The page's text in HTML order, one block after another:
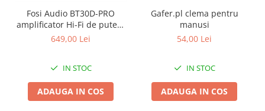
Fosi Audio BT30D-PRO
amplificator Hi-Fi de putere
2.1 cu Bluetooth 5.0
649,00 Lei
IN STOC
ADAUGA IN COS
Gafer.pl clema pentru
manusi
54,00 Lei
IN STOC
ADAUGA IN COS